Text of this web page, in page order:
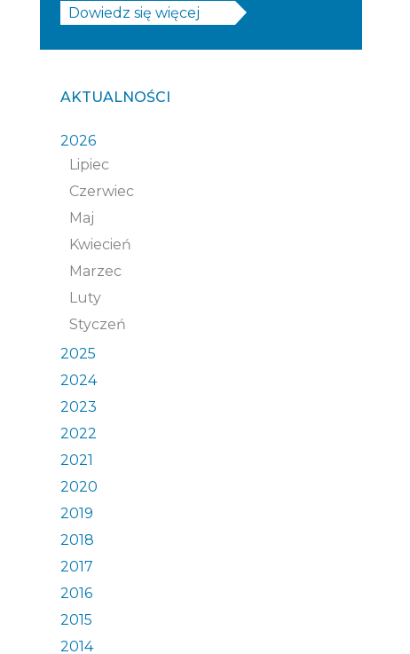
Dowiedz się więcej
AKTUALNOŚCI
2026
Lipiec
Czerwiec
Maj
Kwiecień
Marzec
Luty
Styczeń
2025
2024
2023
2022
2021
2020
2019
2018
2017
2016
2015
2014